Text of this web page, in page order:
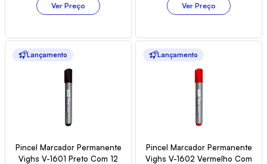
Ver Preço Ver Preço
Lançamento
Pincel Marcador Permanente
Vighs V-1601 Preto Com 12
Lançamento
Pincel Marcador Permanente
Vighs V-1602 Vermelho Com